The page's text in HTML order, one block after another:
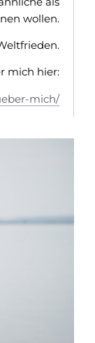
wollen.
mich hier:
mich/